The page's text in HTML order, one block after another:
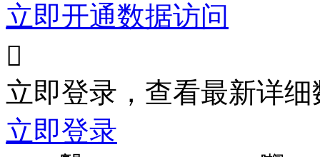
立即开通数据访问

立即登录，查看最新详细
立即登录